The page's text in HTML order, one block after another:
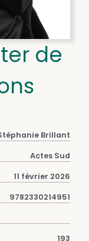
de
Brillant
Actes Sud
11 février 2026
9782330214951
193